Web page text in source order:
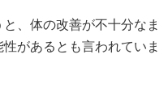
、体の改善が不十分なま
があるとも言われていま